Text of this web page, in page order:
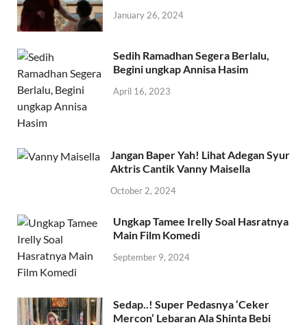
January 26, 2024
Sedih Ramadhan Segera Berlalu,
Begini ungkap Annisa Hasim
April 16, 2023
Jangan Baper Yah! Lihat Adegan Syur
Aktris Cantik Vanny Maisella
October 2, 2024
Ungkap Tamee Irelly Soal Hasratnya
Main Film Komedi
September 9, 2024
Sedap..! Super Pedasnya ‘Ceker
Mercon’ Lebaran Ala Shinta Bebi